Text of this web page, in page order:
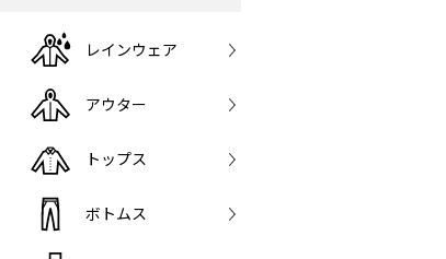
レインウェア
アウター
トップス
ボトムス